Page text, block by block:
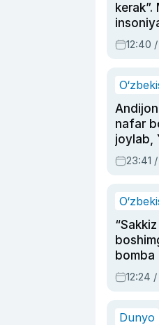
olmay
12:40
nafar
joylab,
ayolga
23:41
bomba
12:24
Dunyo